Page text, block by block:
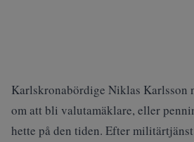
Karlskronabördige Niklas Karlsson
om att bli valutamäklare, eller
hette på den tiden. Efter